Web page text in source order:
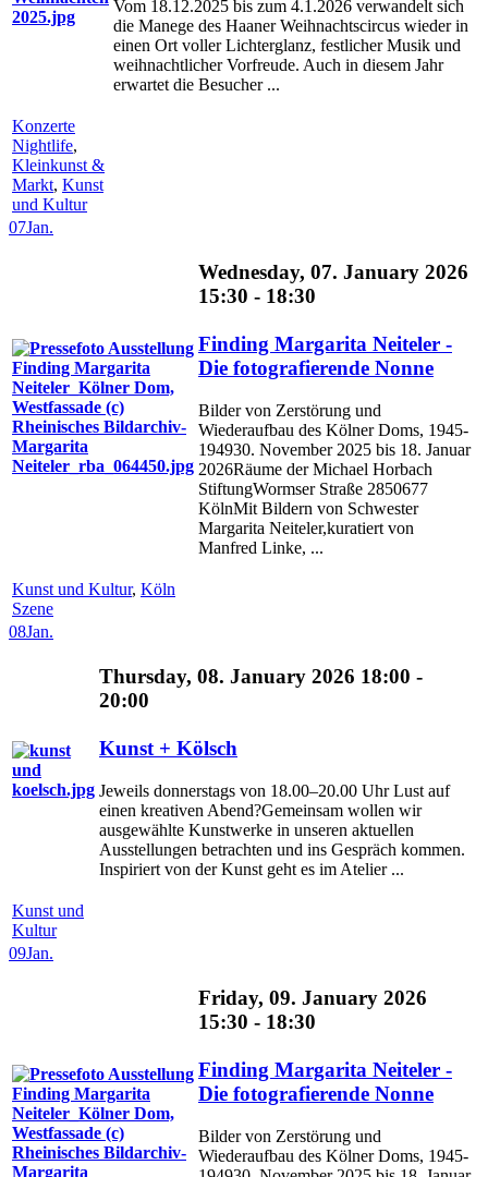
Vom 18.12.2025 bis zum 4.1.2026 verwandelt sich
die Manege des Haaner Weihnachtscircus wieder in
einen Ort voller Lichterglanz, festlicher Musik und
weihnachtlicher Vorfreude. Auch in diesem Jahr
erwartet die Besucher ...
Konzerte
Nightlife,
Kleinkunst &
Markt, Kunst
und Kultur
07Jan.
Wednesday, 07. January 2026
15:30 - 18:30
Finding Margarita Neiteler -
Die fotografierende Nonne
Bilder von Zerstörung und
Wiederaufbau des Kölner Doms, 1945-
194930. November 2025 bis 18. Januar
2026Räume der Michael Horbach
StiftungWormser Straße 2850677
KölnMit Bildern von Schwester
Margarita Neiteler,kuratiert von
Manfred Linke, ...
Kunst und Kultur, Köln
Szene
08Jan.
Thursday, 08. January 2026 18:00 -
20:00
Kunst + Kölsch
Jeweils donnerstags von 18.00–20.00 Uhr Lust auf
einen kreativen Abend?Gemeinsam wollen wir
ausgewählte Kunstwerke in unseren aktuellen
Ausstellungen betrachten und ins Gespräch kommen.
Inspiriert von der Kunst geht es im Atelier ...
Kunst und
Kultur
09Jan.
Friday, 09. January 2026
15:30 - 18:30
Finding Margarita Neiteler -
Die fotografierende Nonne
Bilder von Zerstörung und
Wiederaufbau des Kölner Doms, 1945-